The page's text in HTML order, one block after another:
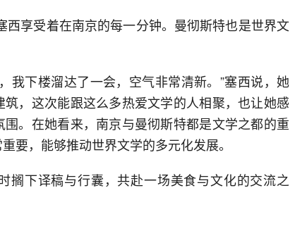
西享受着在南京的每一分钟。曼彻斯特也是世界文
我下楼溜达了一会，空气非常清新。”塞西说，她
，这次能跟这么多热爱文学的人相聚，也让她感
。在她看来，南京与曼彻斯特都是文学之都的重
要，能够推动世界文学的多元化发展。
搁下译稿与行囊，共赴一场美食与文化的交流之